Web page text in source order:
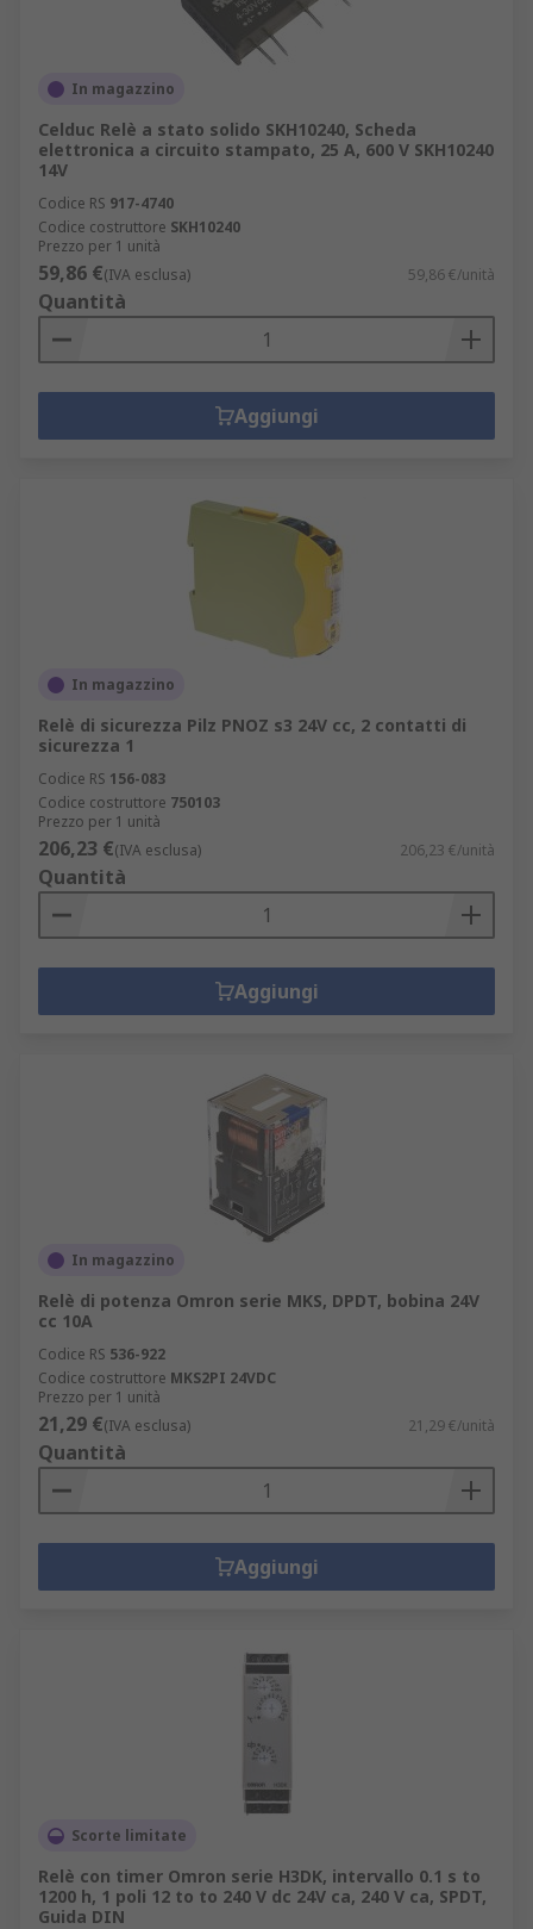
In magazzino
Celduc Relè a stato solido SKH10240, Scheda
elettronica a circuito stampato, 25 A, 600 V SKH10240
14V
Codice RS 917-4740
Codice costruttore SKH10240
Prezzo per 1 unità
59,86 €(IVA esclusa) 59,86 €/unità
Quantità
Aggiungi
In magazzino
Relè di sicurezza Pilz PNOZ s3 24V cc, 2 contatti di
sicurezza 1
Codice RS 156-083
Codice costruttore 750103
Prezzo per 1 unità
206,23 €(IVA esclusa) 206,23 €/unità
Quantità
Aggiungi
In magazzino
Relè di potenza Omron serie MKS, DPDT, bobina 24V
cc 10A
Codice RS 536-922
Codice costruttore MKS2PI 24VDC
Prezzo per 1 unità
21,29 €(IVA esclusa) 21,29 €/unità
Quantità
Aggiungi
Scorte limitate
Relè con timer Omron serie H3DK, intervallo 0.1 s to
1200 h, 1 poli 12 to to 240 V dc 24V ca, 240 V ca, SPDT,
Guida DIN